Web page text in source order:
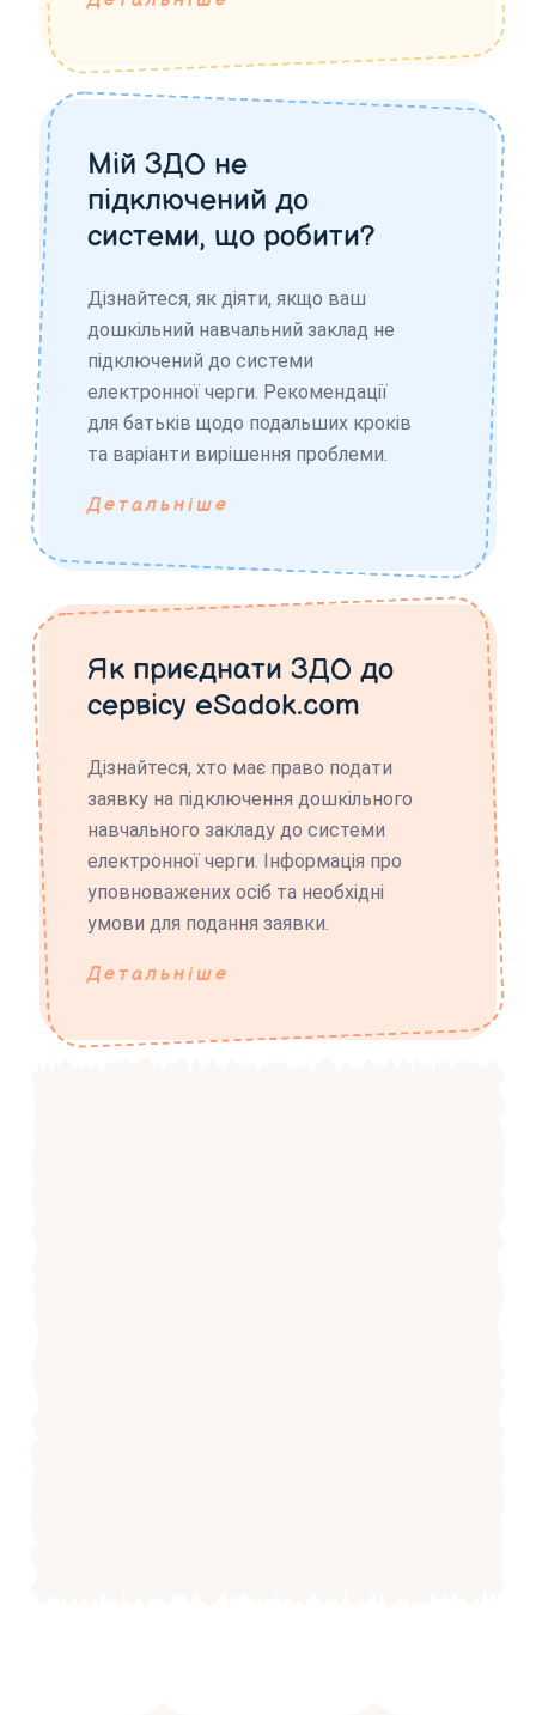
Мій ЗДО не
підключений до
системи, що робити?
Дізнайтеся, як діяти, якщо ваш
дошкільний навчальний заклад не
підключений до системи
електронної черги. Рекомендації
для батьків щодо подальших кроків
та варіанти вирішення проблеми.
Детальніше
Як приєднати ЗДО до
сервісу eSadok.com
Дізнайтеся, хто має право подати
заявку на підключення дошкільного
навчального закладу до системи
електронної черги. Інформація про
уповноважених осіб та необхідні
умови для подання заявки.
Детальніше